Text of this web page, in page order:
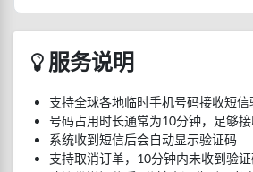
服务说明
支持全球各地临时手机号码接收短信
号码占用时长通常为10分钟，足够
系统收到短信后会自动显示验证码
支持取消订单，10分钟内未收到验